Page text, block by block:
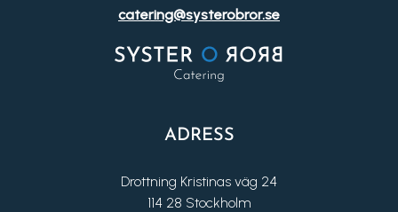
catering@systerobror.se
ADRESS
Drottning Kristinas väg 24
114 28 Stockholm